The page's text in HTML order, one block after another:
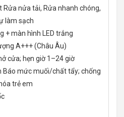
Rửa nửa tải, Rửa nhanh chóng,
làm sạch
+ màn hình LED trắng
A+++ (Châu Âu)
cửa; hẹn giờ 1–24 giờ
Báo mức muối/chất tẩy; chống
trẻ em